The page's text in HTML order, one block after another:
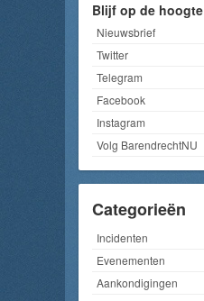
Blijf op de hoogte
Nieuwsbrief
Twitter
Telegram
Facebook
Instagram
Volg BarendrechtNU
Categorieën
Incidenten
Evenementen
Aankondigingen